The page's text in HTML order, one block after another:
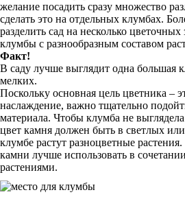
желание посадить сразу множество
сделать это на отдельных клумбах.
разделить сад на несколько
клумбы с разнообразным составом
Факт!
В саду лучше выглядит одна большая
мелких.
Поскольку основная цель цветника –
наслаждение, важно тщательно
материала. Чтобы клумба не
цвет камня должен быть в светлых
клумбе растут разноцветные
камни лучше использовать в
растениями.